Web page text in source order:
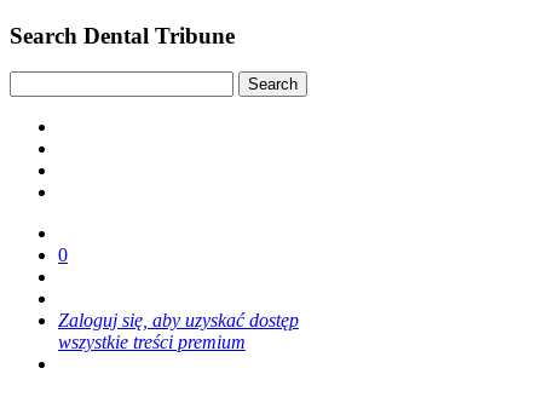
Search Dental Tribune
0
Zaloguj się, aby uzyskać dostęp
wszystkie treści premium